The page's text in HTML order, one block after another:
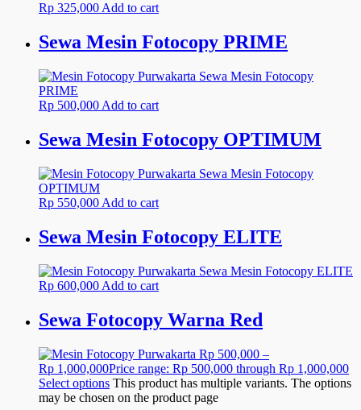
Rp 325,000 Add to cart
Sewa Mesin Fotocopy PRIME
Rp 500,000 Add to cart
Sewa Mesin Fotocopy OPTIMUM
Rp 550,000 Add to cart
Sewa Mesin Fotocopy ELITE
Rp 600,000 Add to cart
Sewa Fotocopy Warna Red
Rp 500,000 –
Rp 1,000,000Price range: Rp 500,000 through Rp 1,000,000
Select options This product has multiple variants. The options
may be chosen on the product page